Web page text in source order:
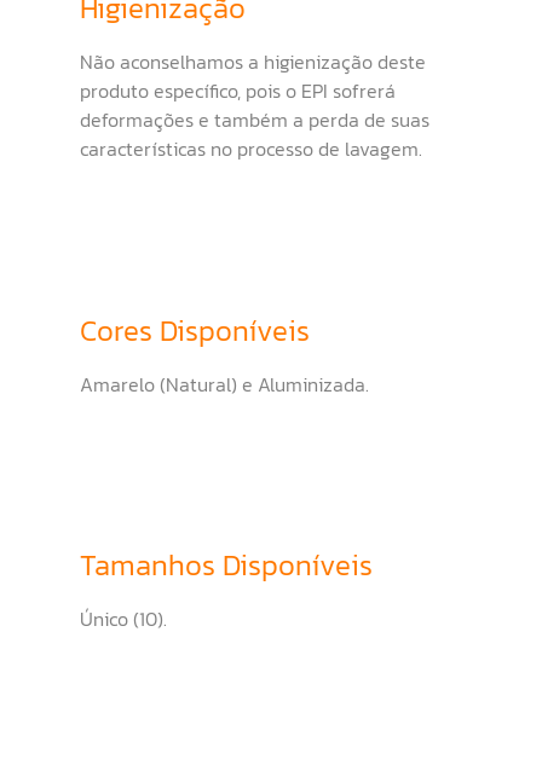
Não aconselhamos a higienização deste
produto específico, pois o EPI sofrerá
deformações e também a perda de suas
características no processo de lavagem.
Cores Disponíveis
Amarelo (Natural) e Aluminizada.
Tamanhos Disponíveis
Único (10).